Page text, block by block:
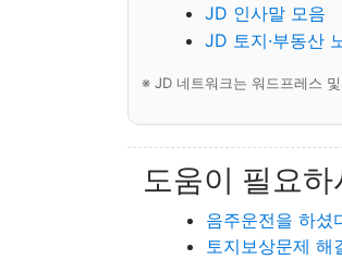
JD 인사말 모음
JD 토지·부동산
※ JD 네트워크는 워드프레스
도움이 필요하
음주운전을 하셨
토지보상문제